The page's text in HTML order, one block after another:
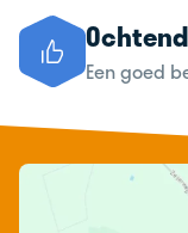
Een goed